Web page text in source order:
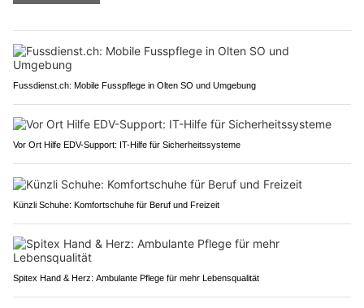
Fussdienst.ch: Mobile Fusspflege in Olten SO und Umgebung
Vor Ort Hilfe EDV-Support: IT-Hilfe für Sicherheitssysteme
Künzli Schuhe: Komfortschuhe für Beruf und Freizeit
Spitex Hand & Herz: Ambulante Pflege für mehr Lebensqualität